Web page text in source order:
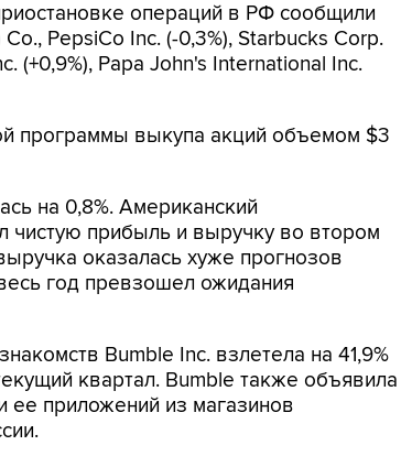
операций в РФ сообщили
PepsiCo Inc. (-0,3%), Starbucks Corp.
(+0,9%), Papa John's International Inc.
программы выкупа акций объемом $3
на 0,8%. Американский
чистую прибыль и выручку во втором
оказалась хуже прогнозов
год превзошел ожидания
Bumble Inc. взлетела на 41,9%
квартал. Bumble также объявила
ее приложений из магазинов